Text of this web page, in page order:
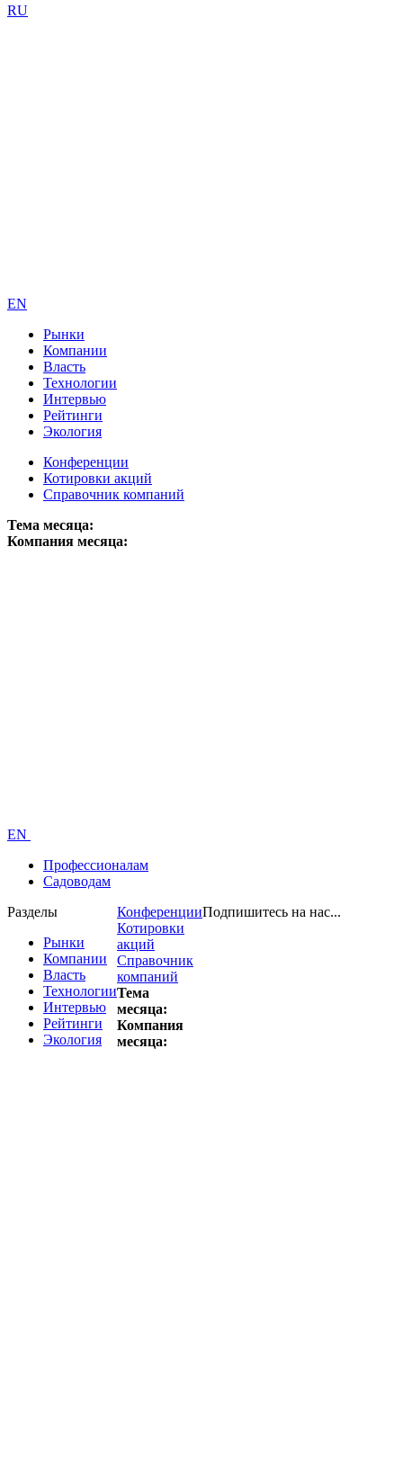
RU
EN
Рынки
Компании
Власть
Технологии
Интервью
Рейтинги
Экология
Конференции
Котировки акций
Справочник компаний
Тема месяца:
Компания месяца:
EN
Профессионалам
Садоводам
Разделы
Рынки
Компании
Власть
Технологии
Интервью
Рейтинги
Экология
Конференции
Котировки
акций
Справочник
компаний
Тема
месяца:
Компания
месяца:
Подпишитесь на нас...